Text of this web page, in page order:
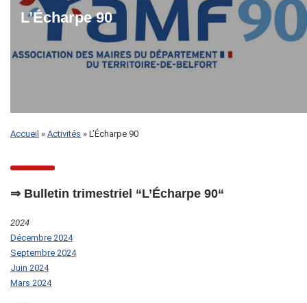
L’Écharpe 90
Accueil » Activités » L’Écharpe 90
⇒ Bulletin trimestriel “L’Écharpe 90“
2024
Décembre 2024
Septembre 2024
Juin 2024
Mars 2024